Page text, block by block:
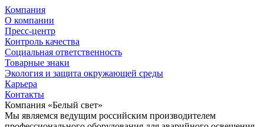
Компания
О компании
Пресс-центр
Контроль качества
Социальная ответственность
Товарные знаки
Экология и защита окружающей среды
Карьера
Контакты
Компания «Белый свет»
Мы являемся ведущим российским производителем